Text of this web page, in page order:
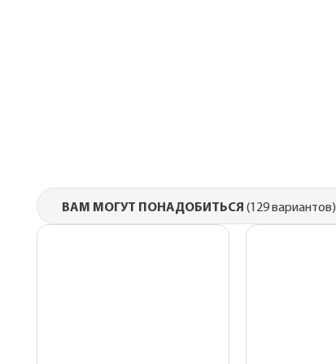
ВАМ МОГУТ ПОНАДОБИТЬСЯ (129 вариантов)